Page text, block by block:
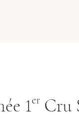
1er Cru